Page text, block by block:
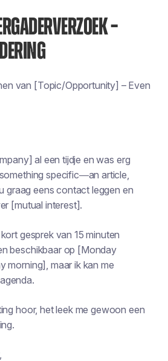
–
van [Topic/Opportunity] – Even
al een tijdje en was erg
specific—an article,
graag eens contact leggen en
[mutual interest].
gesprek van 15 minuten
beschikbaar op [Monday
morning], maar ik kan me
hoor, het leek me gewoon een